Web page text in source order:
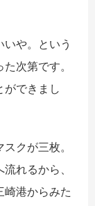
いや。という
次第です。
ができまし
クが三枚。
れるから、
崎港からみた